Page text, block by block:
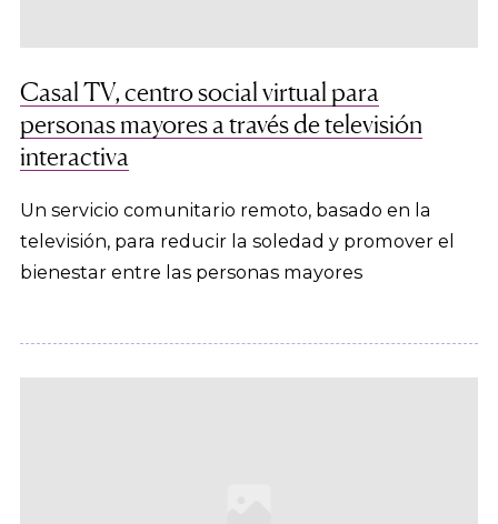
Casal TV, centro social virtual para
personas mayores a través de televisión
interactiva
Un servicio comunitario remoto, basado en la
televisión, para reducir la soledad y promover el
bienestar entre las personas mayores